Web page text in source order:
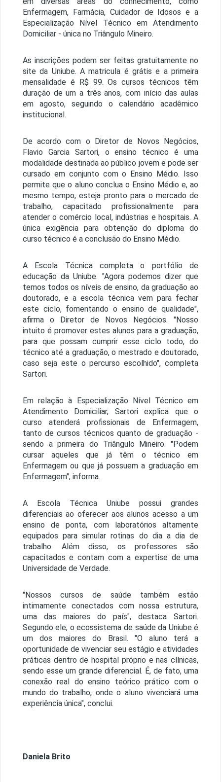
Enfermagem, Farmácia, Cuidador de Idosos e a
Especialização Nível Técnico em Atendimento
Domiciliar - única no Triângulo Mineiro.
As inscrições podem ser feitas gratuitamente no
site da Uniube. A matricula é grátis e a primeira
mensalidade é R$ 99. Os cursos técnicos têm
duração de um a três anos, com início das aulas
em agosto, seguindo o calendário acadêmico
institucional.
De acordo com o Diretor de Novos Negócios,
Flavio Garcia Sartori, o ensino técnico é uma
modalidade destinada ao público jovem e pode ser
cursado em conjunto com o Ensino Médio. Isso
permite que o aluno conclua o Ensino Médio e, ao
mesmo tempo, esteja pronto para o mercado de
trabalho, capacitado profissionalmente para
atender o comércio local, indústrias e hospitais. A
única exigência para obtenção do diploma do
curso técnico é a conclusão do Ensino Médio.
A Escola Técnica completa o portfólio de
educação da Uniube. "Agora podemos dizer que
temos todos os níveis de ensino, da graduação ao
doutorado, e a escola técnica vem para fechar
este ciclo, fomentando o ensino de qualidade",
afirma o Diretor de Novos Negócios. "Nosso
intuito é promover estes alunos para a graduação,
para que possam cumprir esse ciclo todo, do
técnico até a graduação, o mestrado e doutorado,
caso seja este o percurso escolhido", completa
Sartori.
Em relação à Especialização Nível Técnico em
Atendimento Domiciliar, Sartori explica que o
curso atenderá profissionais de Enfermagem,
tanto de cursos técnicos quanto de graduação -
sendo a primeira do Triângulo Mineiro. "Podem
cursar aqueles que já têm o técnico em
Enfermagem ou que já possuem a graduação em
Enfermagem", informa.
A Escola Técnica Uniube possui grandes
diferenciais ao oferecer aos alunos acesso a um
ensino de ponta, com laboratórios altamente
equipados para simular rotinas do dia a dia de
trabalho. Além disso, os professores são
capacitados e contam com a expertise de uma
Universidade de Verdade.
"Nossos cursos de saúde também estão
intimamente conectados com nossa estrutura,
uma das maiores do país", destaca Sartori.
Segundo ele, o ecossistema de saúde da Uniube é
um dos maiores do Brasil. "O aluno terá a
oportunidade de vivenciar seu estágio e atividades
práticas dentro de hospital próprio e nas clínicas,
sendo esse um grande diferencial. É, de fato, uma
conexão real do ensino teórico prático com o
mundo do trabalho, onde o aluno vivenciará uma
experiência única", conclui.
Daniela Brito